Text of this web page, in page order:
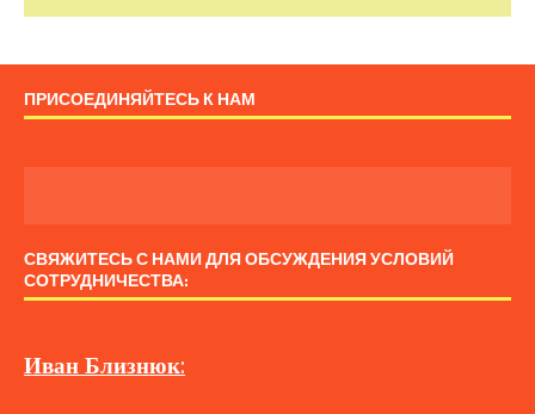
ПРИСОЕДИНЯЙТЕСЬ К НАМ
СВЯЖИТЕСЬ С НАМИ ДЛЯ ОБСУЖДЕНИЯ УСЛОВИЙ
СОТРУДНИЧЕСТВА:
ИванБлизнюк: